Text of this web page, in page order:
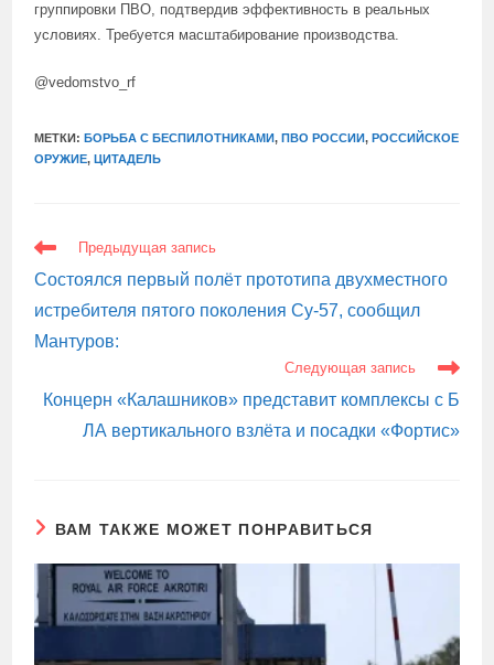
группировки ПВО, подтвердив эффективность в реальных
условиях. Требуется масштабирование производства.
@vedomstvo_rf
МЕТКИ:БОРЬБА С БЕСПИЛОТНИКАМИ, ПВО РОССИИ, РОССИЙСКОЕ
ОРУЖИЕ, ЦИТАДЕЛЬ
ЕЩЕ
СТАТЬИ
Предыдущая запись
Состоялся первый полёт прототипа двухместного
истребителя пятого поколения Су-57, сообщил
Мантуров:
Следующая запись
Концерн «Калашников» представит комплексы с Б
ЛА вертикального взлёта и посадки «Фортис»
ВАМ ТАКЖЕ МОЖЕТ ПОНРАВИТЬСЯ